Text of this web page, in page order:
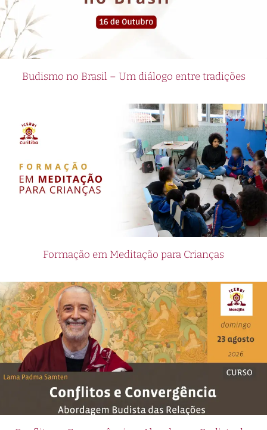
Budismo no Brasil – Um diálogo entre tradições
Formação em Meditação para Crianças